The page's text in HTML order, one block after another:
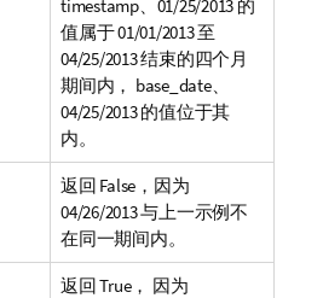
timestamp、 01/25/2013 的
值属于01/01/2013至
04/25/2013结束的四个月
期间内， base_date、
04/25/2013的值位于其
内。
返回 False ，因为
04/26/2013与上一示例不
在同一期间内。
返回True， 因为